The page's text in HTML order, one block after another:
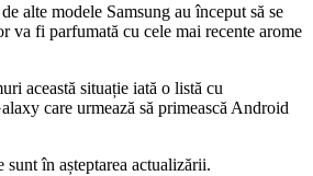
alte modele Samsung au început să se
va fi parfumată cu cele mai recente arome
această situație iată o listă cu
care urmează să primească Android
sunt în așteptarea actualizării.